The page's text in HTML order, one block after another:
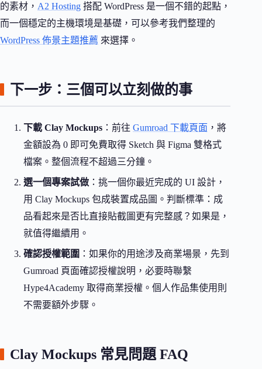
的素材， A2 Hosting 搭配 WordPress 是一個不錯的起點，
而一個穩定的主機環境是基礎，可以參考我們整理的
WordPress 佈景主題推薦 來選擇。
下一步：三個可以立刻做的事
下載 Clay Mockups ：前往 Gumroad 下載頁面 ，將
金額設為 0 即可免費取得 Sketch 與 Figma 雙格式
檔案。整個流程不超過三分鐘。
選一個專案試做 ：挑一個你最近完成的 UI 設計，
用 Clay Mockups 包成裝置成品圖。判斷標準：成
品看起來是否比直接貼截圖更有完整感？如果是，
就值得繼續用。
確認授權範圍 ：如果你的用途涉及商業場景，先到
Gumroad 頁面確認授權說明，必要時聯繫
Hype4Academy 取得商業授權。個人作品集使用則
不需要額外步驟。
Clay Mockups 常見問題 FAQ